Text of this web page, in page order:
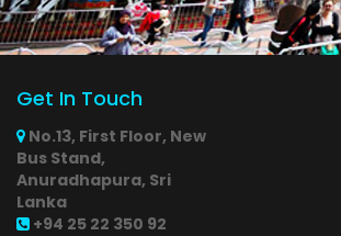
Get In Touch
No.13, First Floor, New
Bus Stand,
Anuradhapura, Sri
Lanka
+94 25 22 350 92